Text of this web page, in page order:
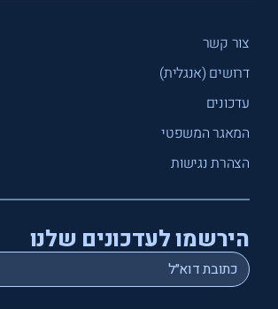
צור קשר
דרושים (אנגלית)
עדכונים
המאגר המשפטי
הצהרת נגישות
הירשמו לעדכונים שלנו
Email
*